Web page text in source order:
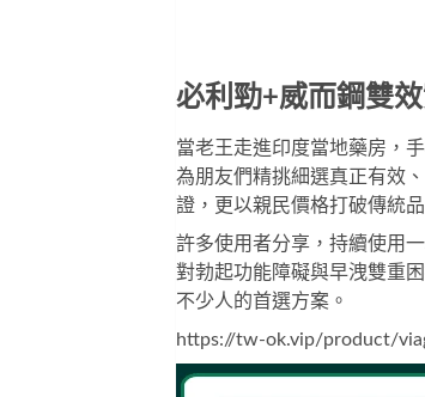
必利勁+威而鋼雙效
當老王走進印度當地藥房，
為朋友們精挑細選真正有效
證，更以親民價格打破傳統
許多使用者分享，持續使用
對勃起功能障礙與早洩雙重
不少人的首選方案。
https://tw-ok.vip/product/